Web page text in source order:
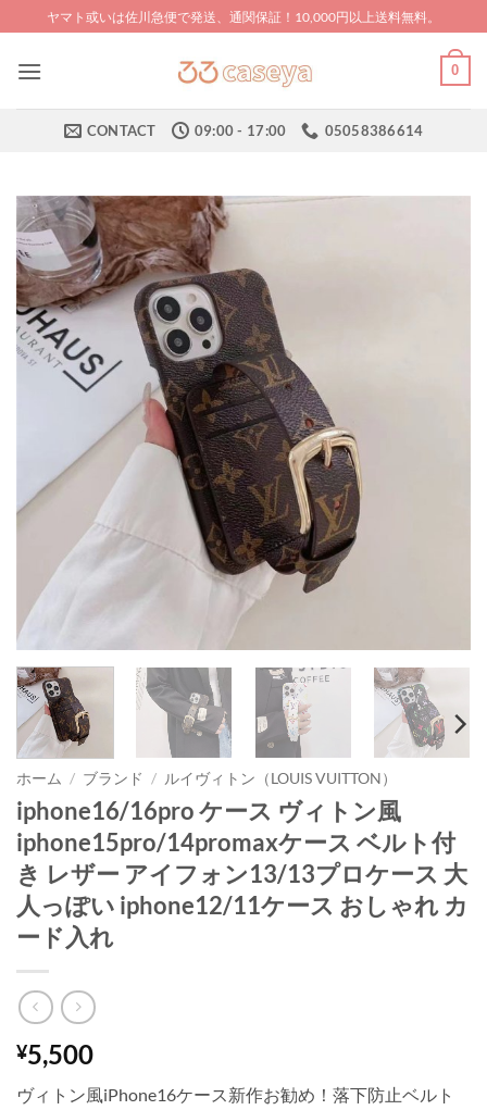
to
content
ヤマト或いは佐川急便で発送、通関保証！10,000円以上送料無料。
0
CONTACT 09:00 - 17:00 05058386614
ホーム / ブランド / ルイヴィトン（LOUIS VUITTON）
iphone16/16pro ケース ヴィトン風
iphone15pro/14promaxケース ベルト付
き レザー アイフォン13/13プロケース 大
人っぽい iphone12/11ケース おしゃれ カ
ード入れ
¥5,500
ヴィトン風iPhone16ケース新作お勧め！落下防止ベルト